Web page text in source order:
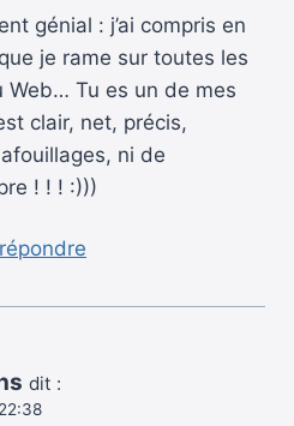
génial : j’ai compris en
je rame sur toutes les
Web… Tu es un de mes
clair, net, précis,
ni de
! ! ! :)))
dit :